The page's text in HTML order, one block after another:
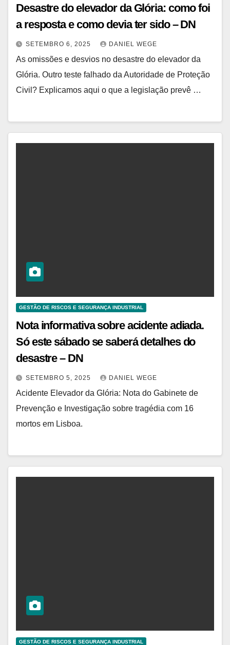
Desastre do elevador da Glória: como foi
a resposta e como devia ter sido – DN
SETEMBRO 6, 2025 DANIEL WEGE
As omissões e desvios no desastre do elevador da
Glória. Outro teste falhado da Autoridade de Proteção
Civil? Explicamos aqui o que a legislação prevê …
GESTÃO DE RISCOS E SEGURANÇA INDUSTRIAL
Nota informativa sobre acidente adiada.
Só este sábado se saberá detalhes do
desastre – DN
SETEMBRO 5, 2025 DANIEL WEGE
Acidente Elevador da Glória: Nota do Gabinete de
Prevenção e Investigação sobre tragédia com 16
mortos em Lisboa.
GESTÃO DE RISCOS E SEGURANÇA INDUSTRIAL